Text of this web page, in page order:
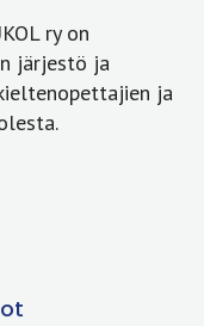
ry on
järjestö ja
ja